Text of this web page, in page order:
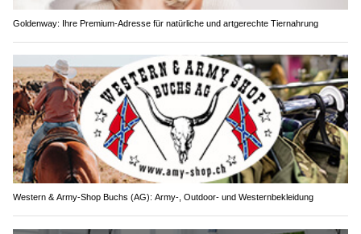
Goldenway: Ihre Premium-Adresse für natürliche und artgerechte Tiernahrung
Western & Army-Shop Buchs (AG): Army-, Outdoor- und Westernbekleidung